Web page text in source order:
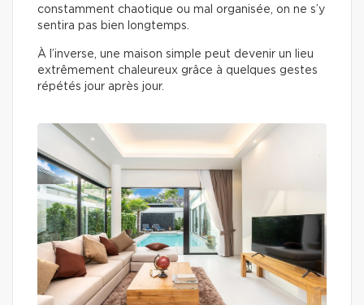
constamment chaotique ou mal organisée, on ne s’y
sentira pas bien longtemps.
À l’inverse, une maison simple peut devenir un lieu
extrêmement chaleureux grâce à quelques gestes
répétés jour après jour.